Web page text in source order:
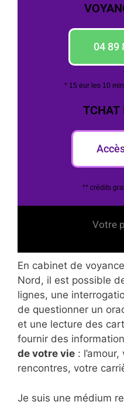
04 89
* 15 eur les 10
TCHAT
** crédits
Votre
En cabinet de
Nord, il est possible
lignes, une
de questionner un
et une lecture des
fournir des
de votre vie :
rencontres, votre
Je suis une médium